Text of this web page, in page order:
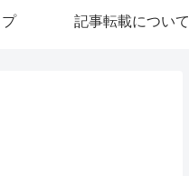
記事転載について